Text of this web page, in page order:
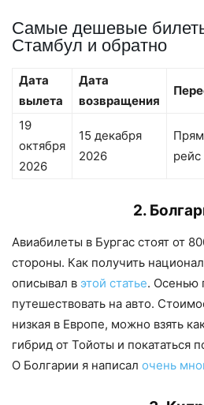
Самые дешевые
Стамбул и обратно
Дата
вылета
Дата
возвращения
19
октября
2026
15 декабря
2026
рейс
2.
Авиабилеты в Бургас стоят от
стороны. Как получить
описывал в этой статье. Осенью
путешествовать на авто.
низкая в Европе, можно взять
гибрид от Тойоты и покататься
О Болгарии я написал очень